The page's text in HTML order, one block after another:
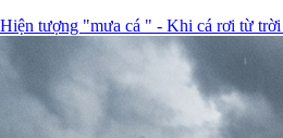
Hiện tượng "mưa cá " - Khi cá rơi từ